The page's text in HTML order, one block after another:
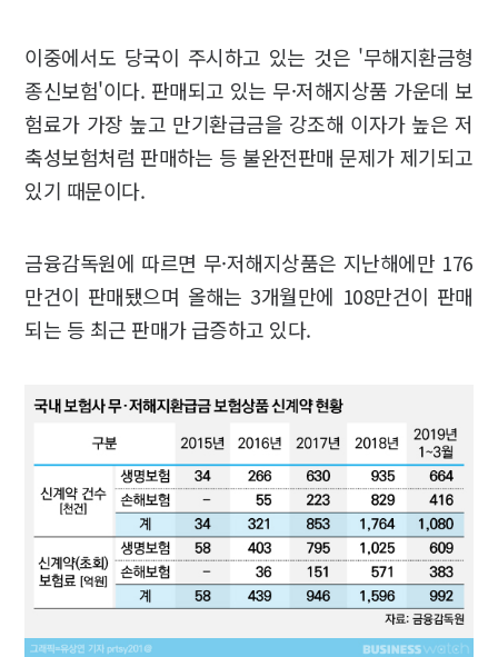
이중에서도 당국이 주시하고 있는 것은 '무해지환금형
종신보험'이다. 판매되고 있는 무·저해지상품 가운데 보
험료가 가장 높고 만기환급금을 강조해 이자가 높은 저
축성보험처럼 판매하는 등 불완전판매 문제가 제기되고
있기 때문이다.
금융감독원에 따르면 무·저해지상품은 지난해에만 176
만건이 판매됐으며 올해는 3개월만에 108만건이 판매
되는 등 최근 판매가 급증하고 있다.